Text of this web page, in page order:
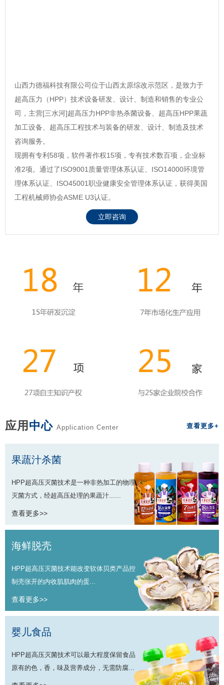
山西力德福科技有限公司位于山西太原综改示范区，是致力于
超高压力（HPP）技术设备研发、设计、制造和销售的专业公
司，主营[三水河]超高压力HPP非热杀菌设备、超高压HPP果蔬
加工设备、超高压工程技术与装备的研发、设计、制造及技术
咨询服务。
现拥有专利58项，软件著作权15项，专有技术数百项，企业标
准2项。通过了ISO9001质量管理体系认证、ISO14000环境管
理体系认证、ISO45001职业健康安全管理体系认证，获得美国
工程机械师协会ASME U3认证。
立即咨询
应用 中心 Application Center 查看更多+
果蔬汁杀菌
HPP超高压灭菌技术是一种非热加工的物理
灭菌方式，经超高压处理的果蔬汁......
查看更多>>
海鲜脱壳
HPP超高压灭菌技术能改变软体贝类产品控
制壳张开的内收肌肌肉的蛋...
查看更多>>
婴儿食品
HPP超高压灭菌技术可以最大程度保留食品
原有的色，香，味及营养成分，无需防腐...